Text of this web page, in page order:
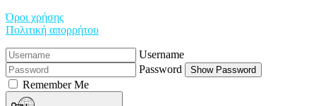
Όροι χρήσης
Πολιτική απορρήτου
Username
Password
Show Password
Remember Me